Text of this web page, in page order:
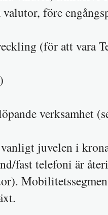
valutor,
(för att vara
löpande
vanligt juvelen i
fast telefoni är